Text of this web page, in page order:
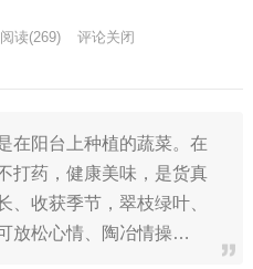
阅读(269) 评论关闭
在阳台上种植的蔬菜。在
打药，健康美味，是货真
、收获季节，翠枝绿叶、
放松心情、陶冶情操…